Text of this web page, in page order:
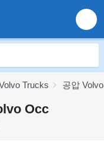
Trucks 공압
Occ